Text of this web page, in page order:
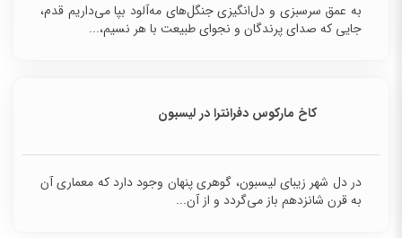
به عمق سرسبزی و دل‌انگیزی جنگل‌های مه‌آلود بپا می‌داریم قدم،
جایی که صدای پرندگان و نجوای طبیعت با هر نسیم،...
کاخ مارکوس دفرانترا در لیسبون
در دل شهر زیبای لیسبون، گوهری پنهان وجود دارد که معماری آن
به قرن شانزدهم باز می‌گردد و از آن...